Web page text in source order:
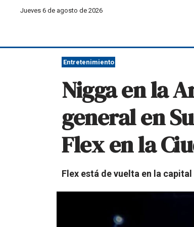
Jueves 6 de agosto de 2026
Entretenimiento
Nigga en la
general en
Flex en la
Flex está de vuelta en la